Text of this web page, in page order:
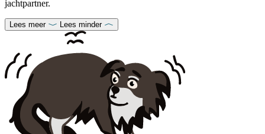
jachtpartner.
Lees meer Lees minder